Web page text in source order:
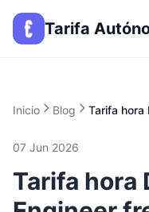
Tarifa
Inicio Blog
07 Jun 2026
Tarifa hora